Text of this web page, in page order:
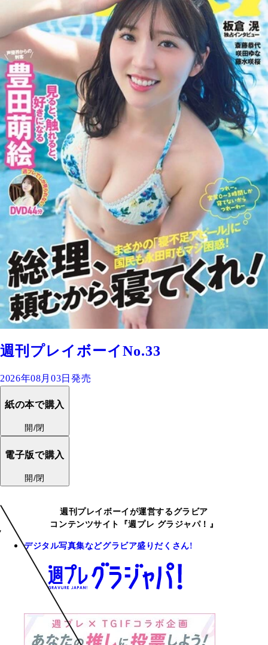
週刊プレイボーイNo.33
2026年08月03日発売
紙の本で購入
開/閉
電子版で購入
開/閉
週刊プレイボーイが運営するグラビア
コンテンツサイト『週プレ グラジャパ！』
デジタル写真集などグラビア盛りだくさん!